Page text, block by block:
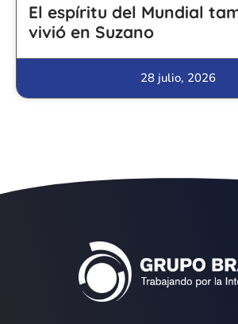
El espíritu del Mundial
vivió en Suzano
28 julio, 2026